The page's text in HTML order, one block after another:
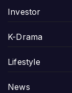
Investor
K-Drama
Lifestyle
News